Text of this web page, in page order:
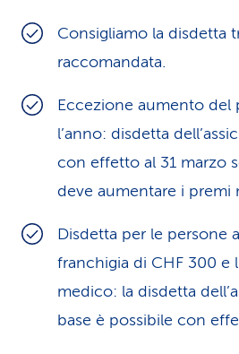
Consigliamo la disdetta
raccomandata.
Eccezione aumento del
l’anno: disdetta
con effetto al 31 marzo
deve aumentare i premi
Disdetta per le persone
franchigia di CHF 300 e
medico: la disdetta
base è possibile con